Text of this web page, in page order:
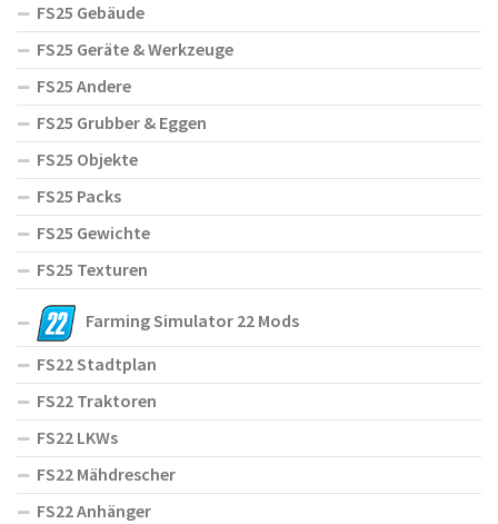
FS25 Gebäude
FS25 Geräte & Werkzeuge
FS25 Andere
FS25 Grubber & Eggen
FS25 Objekte
FS25 Packs
FS25 Gewichte
FS25 Texturen
Farming Simulator 22 Mods
FS22 Stadtplan
FS22 Traktoren
FS22 LKWs
FS22 Mähdrescher
FS22 Anhänger